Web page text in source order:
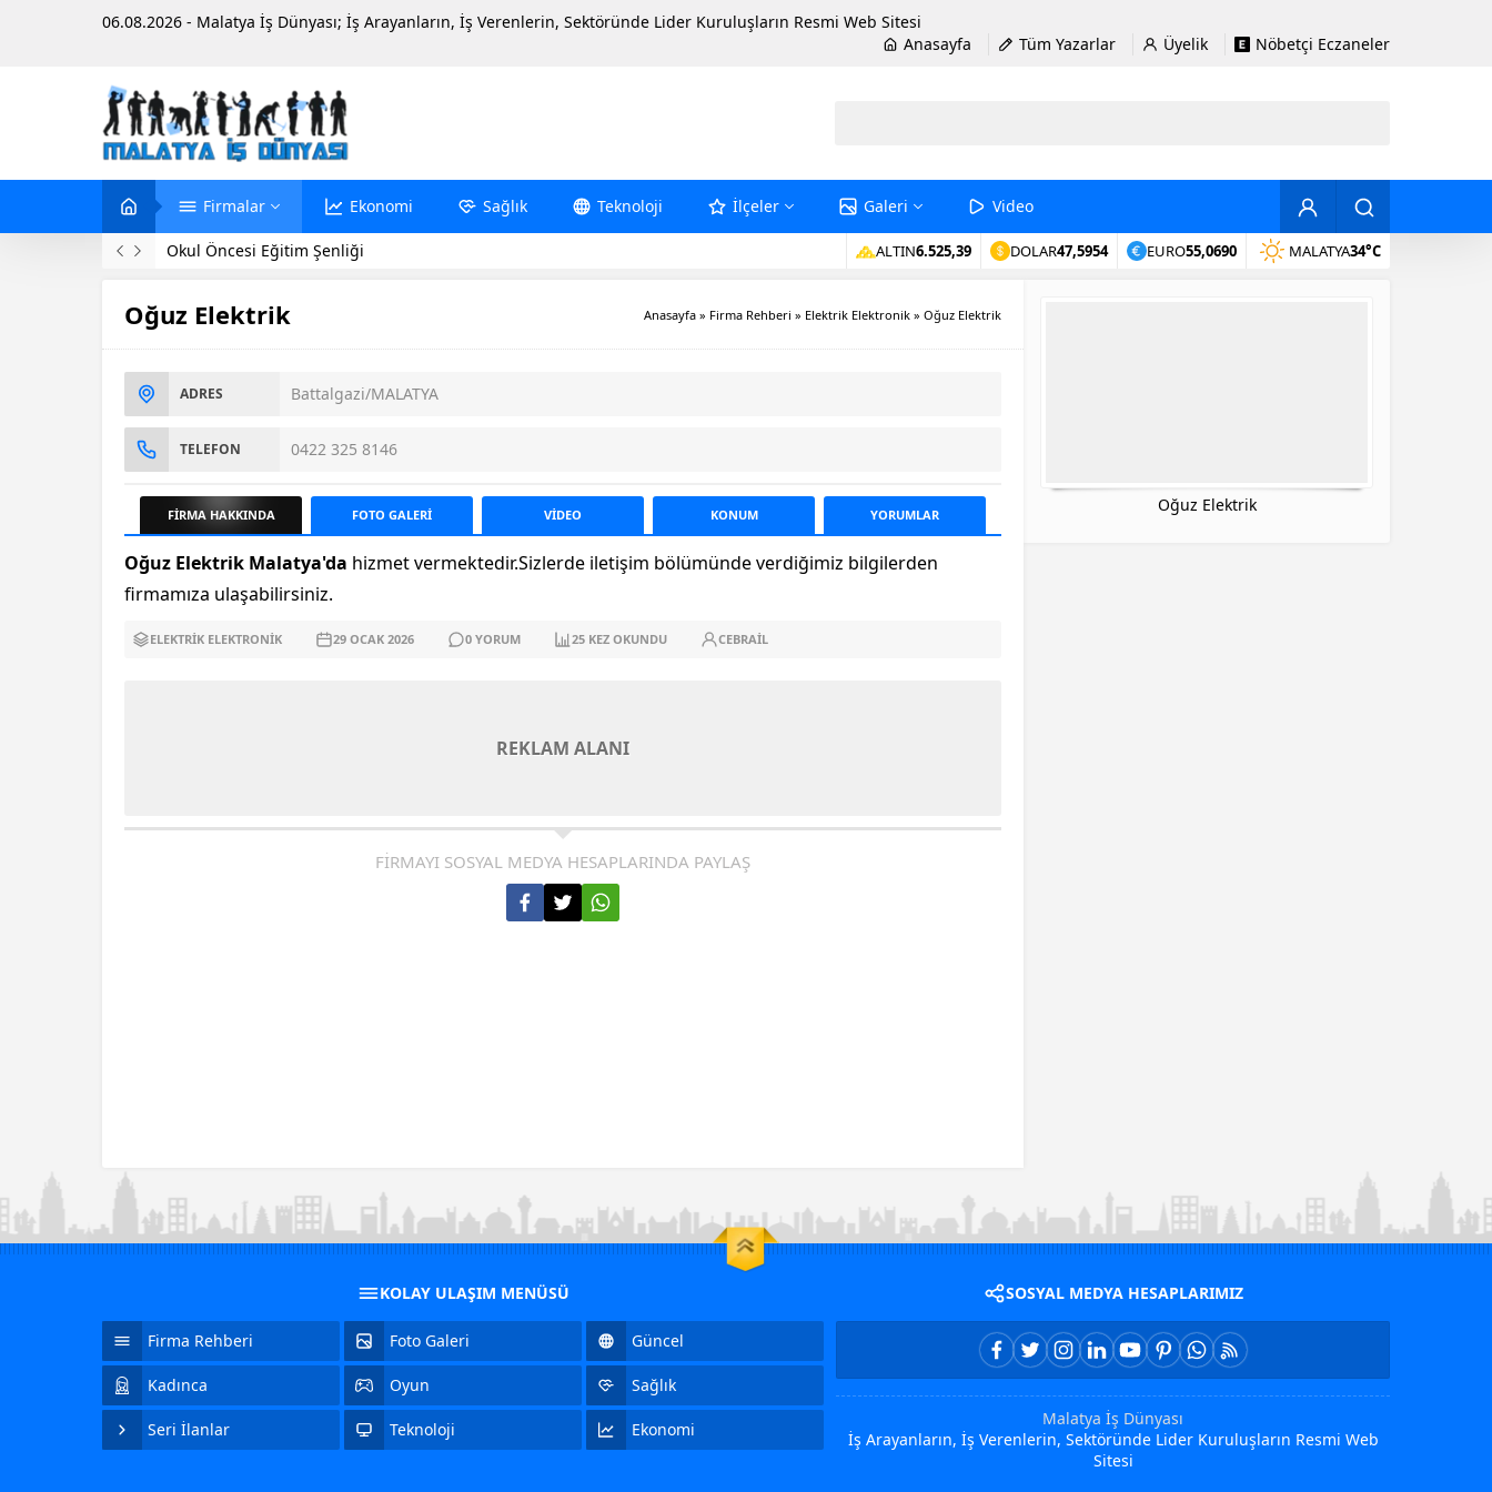
06.08.2026 - Malatya İş Dünyası; İş Arayanların, İş Verenlerin, Sektöründe Lider Kuruluşların Resmi Web Sitesi
Anasayfa
Tüm Yazarlar Üyelik Nöbetçi Eczaneler
Firmalar Ekonomi Sağlık Teknoloji İlçeler Galeri Video
Okul Öncesi Eğitim Şenliği ALTIN6.525,39 DOLAR47,5954 EURO55,0690 MALATYA34°C
Oğuz Elektrik Anasayfa » Firma Rehberi » Elektrik Elektronik » Oğuz Elektrik
ADRES Battalgazi/MALATYA
TELEFON 0422 325 8146
FİRMA HAKKINDA FOTO GALERİ VİDEO KONUM YORUMLAR
Oğuz Elektrik Malatya'da hizmet vermektedir.Sizlerde iletişim bölümünde verdiğimiz bilgilerden
firmamıza ulaşabilirsiniz.
ELEKTRIK ELEKTRONIK 29 OCAK 2026 0 YORUM 25 KEZ OKUNDU CEBRAIL
REKLAM ALANI
FİRMAYI SOSYAL MEDYA HESAPLARINDA PAYLAŞ
Oğuz Elektrik
KOLAY ULAŞIM MENÜSÜ
Firma Rehberi Foto Galeri Güncel
Kadınca Oyun Sağlık
Seri İlanlar Teknoloji Ekonomi
SOSYAL MEDYA HESAPLARIMIZ
Malatya İş Dünyası
İş Arayanların, İş Verenlerin, Sektöründe Lider Kuruluşların Resmi Web
Sitesi